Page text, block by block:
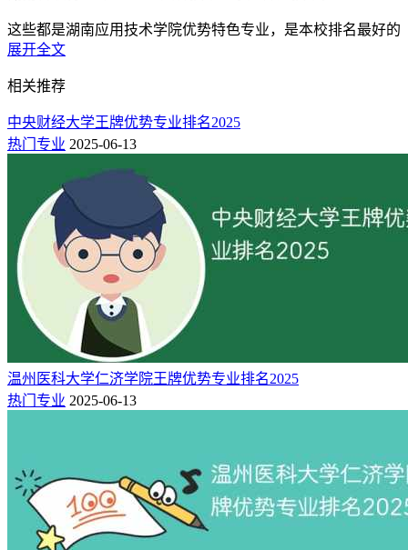
这些都是湖南应用技术学院优势特色专业，是本校排名最好的
专业，也是志愿填报热门选择的专业，就业率高，薪资待遇前
榜，欢迎参考！
二：湖南应用技术学院专业排名一览表
（校友会版）
湖南应用技术学院王牌专业排名（应用型）：行政管理（全国
第5名）、林学（全国第5名）、水产养殖学（全国第6名）、
园林（全国第35名）、数字媒体艺术（全国第63名）、商务英
语（全国第71名）、视觉传达设计（全国第140名）、汉语言
文学（全国第180名）、机械设计制造及其自动化（全国第207
名）。
专业档
次
全国排
名
专业名称
星级排
名
中国一流应用型专
3★
中国区域一流应用
型专业
水产养殖学 3★
中国区域一流应用
展开全文
相关推荐
中央财经大学王牌优势专业排名2025
热门专业 2025-06-13
温州医科大学仁济学院王牌优势专业排名2025
热门专业 2025-06-13